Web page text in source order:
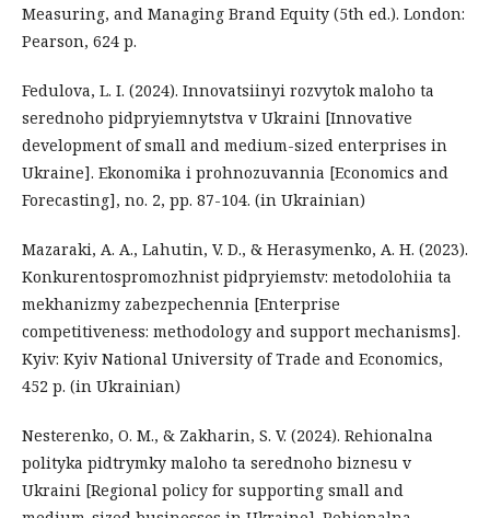
Measuring, and Managing Brand Equity (5th ed.). London:
Pearson, 624 p.
Fedulova, L. I. (2024). Innovatsiinyi rozvytok maloho ta
serednoho pidpryiemnytstva v Ukraini [Innovative
development of small and medium-sized enterprises in
Ukraine]. Ekonomika i prohnozuvannia [Economics and
Forecasting], no. 2, pp. 87-104. (in Ukrainian)
Mazaraki, A. A., Lahutin, V. D., & Herasymenko, A. H. (2023).
Konkurentospromozhnist pidpryiemstv: metodolohiia ta
mekhanizmy zabezpechennia [Enterprise
competitiveness: methodology and support mechanisms].
Kyiv: Kyiv National University of Trade and Economics,
452 p. (in Ukrainian)
Nesterenko, O. M., & Zakharin, S. V. (2024). Rehionalna
polityka pidtrymky maloho ta serednoho biznesu v
Ukraini [Regional policy for supporting small and